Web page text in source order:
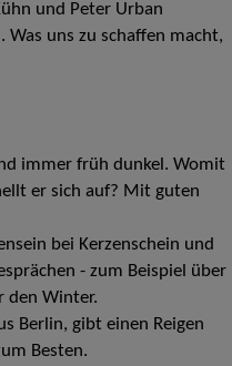
und Peter Urban
Was uns zu schaffen macht,
immer früh dunkel. Womit
er sich auf? Mit guten
bei Kerzenschein und
- zum Beispiel über
den Winter.
Berlin, gibt einen Reigen
Besten.